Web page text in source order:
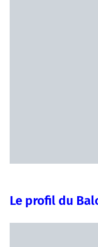
Le profil du